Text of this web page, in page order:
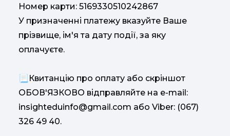
Номер карти: 5169330510242867
У призначенні платежу вказуйте Ваше
прізвище, ім'я та дату події, за яку
оплачуєте.
📃Квитанцію про оплату або скріншот
ОБОВ'ЯЗКОВО відправляйте на е-mail:
insighteduinfo@gmail.com або Viber: (067)
326 49 40.